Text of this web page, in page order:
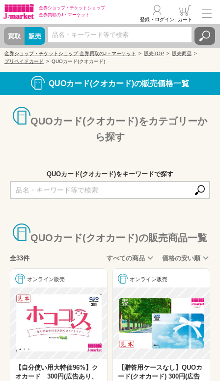
金券ショップ・ チケットショップ
金券買取のJ・マーケット
買取 販売
登録・ログイン カート
金券ショップ・チケットショップ 金券買取のJ・マーケット 販売TOP
販売商品
プリペイドカード
QUOカード(クオカード)
QUOカード(クオカード)の販売価格一覧
QUOカード(クオカード)をカテゴリーか
ら探す
QUOカード(クオカード)をキーワードで探す
QUOカード(クオカード)の販売商品一覧
全33件 すべての商品 価格の安い順
オンライン販売
【自分使い用大特価96%】ク
オカード 300円(広告あり、
オンライン販売
【贈答用ケースなし】QUOカ
ード(クオカード) 300円(広告